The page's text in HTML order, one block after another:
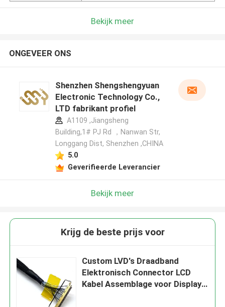
Bekijk meer
ONGEVEER ONS
Shenzhen Shengshengyuan
Electronic Technology Co.,
LTD fabrikant profiel
A1109 ,Jiangsheng
Building,1# PJ Rd ，Nanwan Str,
Longgang Dist, Shenzhen ,CHINA
5.0
Geverifieerde Leverancier
Bekijk meer
Krijg de beste prijs voor
Custom LVD's Draadband
Elektronisch Connector LCD
Kabel Assemblage voor Display